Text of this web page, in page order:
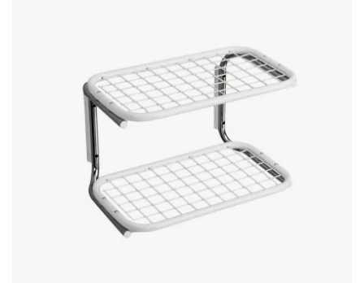
element maakt in omgevingen waar veel mensen zich
bewegen. Ontwikkeld voor openbare omgevingen De kapstok
is speciaal aangepast voor openbare omgevingen waar zowel
duurzaamheid als functionaliteit essentieel zijn. Daarom is hij
zeer geschikt voor kantoren, recepties, vergaderruimtes en
andere gemeenschappelijke ruimtes waar behoefte is aan
praktische opbergruimte voor jassen. Bukto is een stabiele,
vrijstaande kledingrek van hoge kwaliteit met een
Scandinavisch design. Een stijlvolle oplossing voor de entree,
kantoorruimte of vergaderruimte. Scandinavisch design.
Stabiele constructie. Geschikt voor openbare omgevingen.